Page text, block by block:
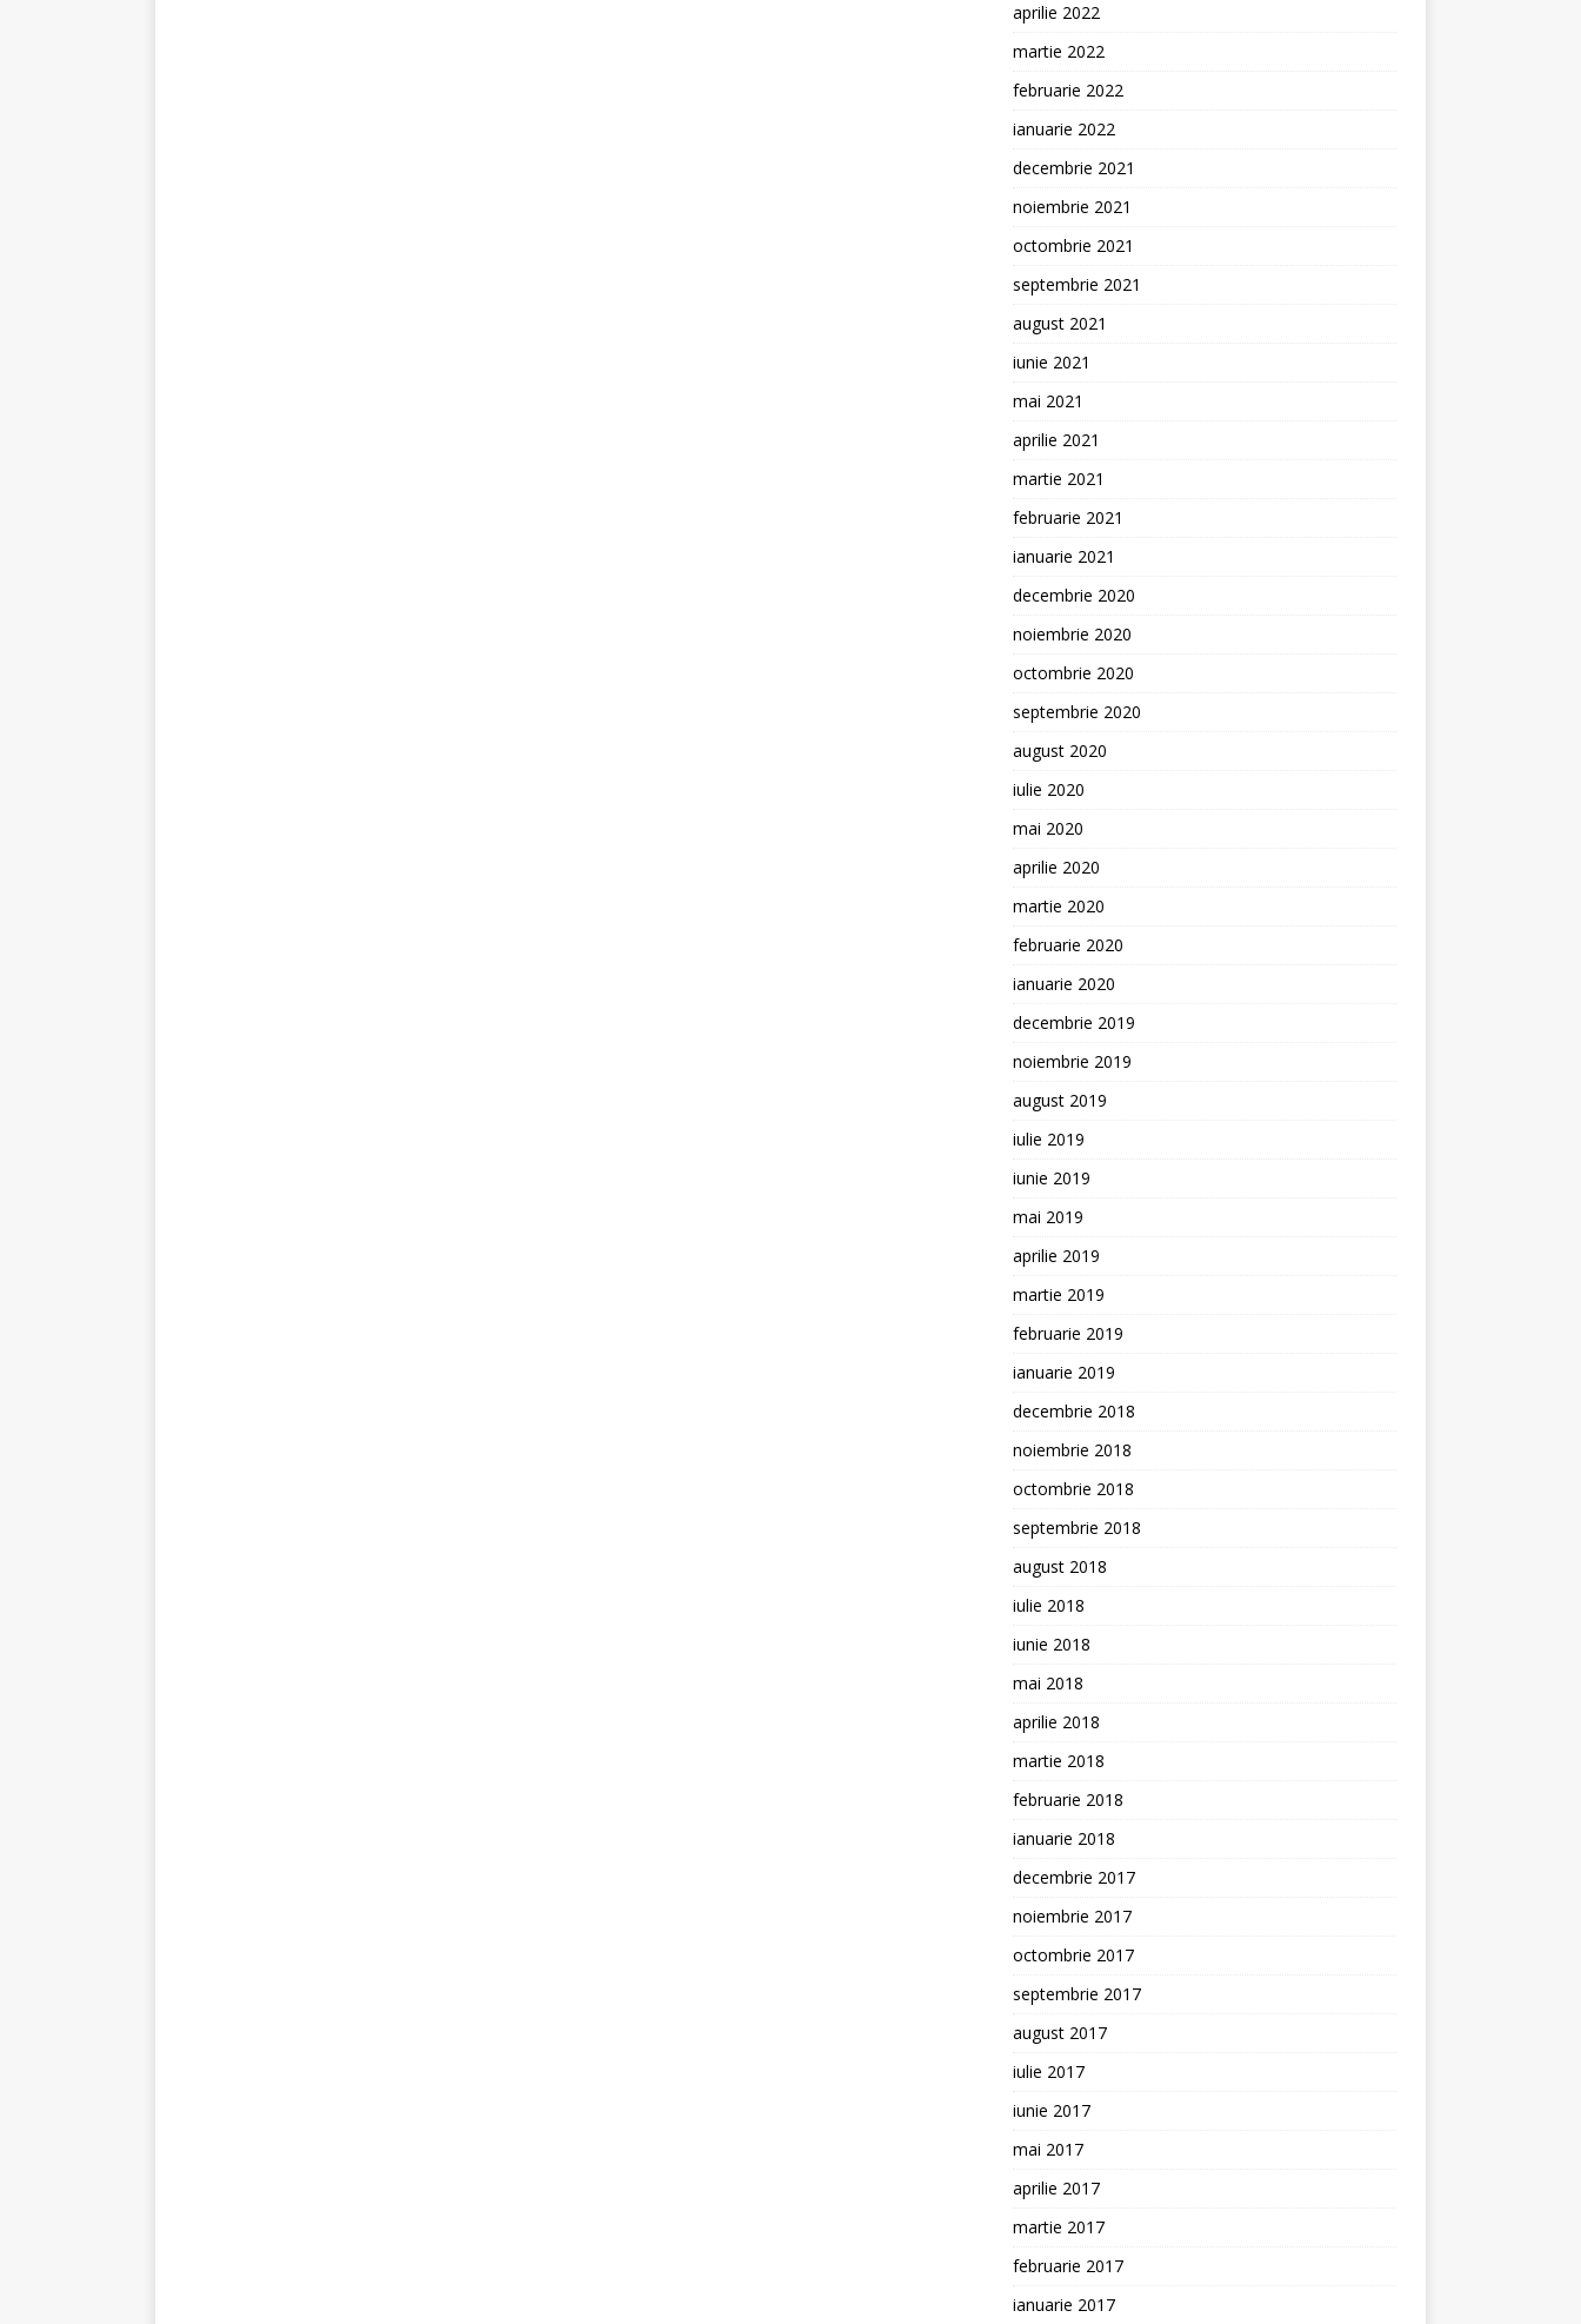
aprilie 2022
martie 2022
februarie 2022
ianuarie 2022
decembrie 2021
noiembrie 2021
octombrie 2021
septembrie 2021
august 2021
iunie 2021
mai 2021
aprilie 2021
martie 2021
februarie 2021
ianuarie 2021
decembrie 2020
noiembrie 2020
octombrie 2020
septembrie 2020
august 2020
iulie 2020
mai 2020
aprilie 2020
martie 2020
februarie 2020
ianuarie 2020
decembrie 2019
noiembrie 2019
august 2019
iulie 2019
iunie 2019
mai 2019
aprilie 2019
martie 2019
februarie 2019
ianuarie 2019
decembrie 2018
noiembrie 2018
octombrie 2018
septembrie 2018
august 2018
iulie 2018
iunie 2018
mai 2018
aprilie 2018
martie 2018
februarie 2018
ianuarie 2018
decembrie 2017
noiembrie 2017
octombrie 2017
septembrie 2017
august 2017
iulie 2017
iunie 2017
mai 2017
aprilie 2017
martie 2017
februarie 2017
ianuarie 2017